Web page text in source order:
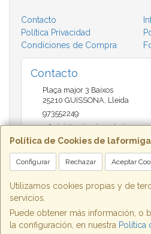
Política de Cookies de
Configurar Rechazar Aceptar
Utilizamos cookies propias y de
servicios.
Puede obtener más información, o
la configuración, en nuestra Política
Contacto
Política Privacidad
Condiciones de Compra
Contacto
Plaça major 3 Baixos
25210 GUISSONA Lleida
973552249
administracio@insectari.com
Horario
Matí de 9 a 13:30 - Tarda 17 a 20:30
, , , , España. - C.I.F.: